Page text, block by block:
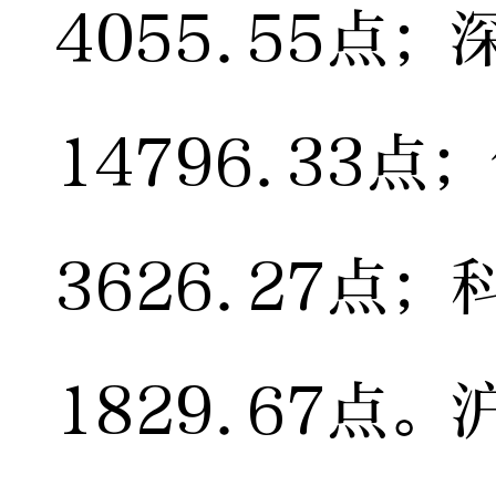
4055.55点；
14796.33点
3626.27点；
1829.67点。